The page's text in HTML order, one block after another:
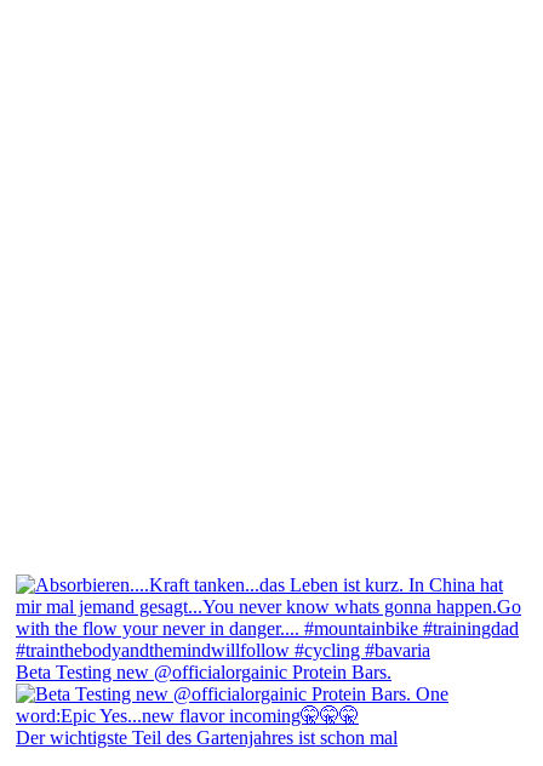
Beta Testing new @officialorgainic Protein Bars.
Der wichtigste Teil des Gartenjahres ist schon mal